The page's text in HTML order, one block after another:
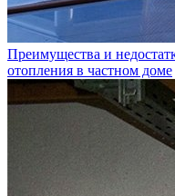
Преимущества и
отопления в частном доме